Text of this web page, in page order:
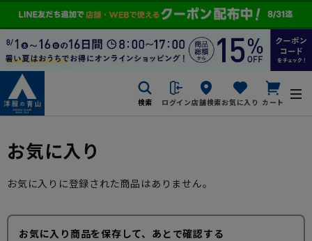
検索 ログイン店舗検索お気に入り カート
お気に入り
お気に入りに登録された商品はありません。
お気に入り商品を保存して、あとで確認する